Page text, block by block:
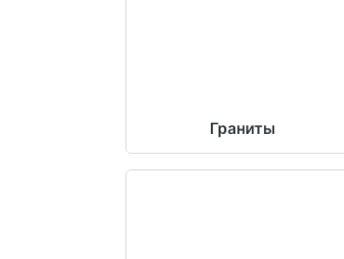
Граниты